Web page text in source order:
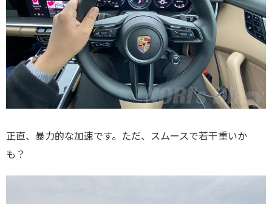
正直、暴力的な加速です。ただ、スムースで若干重いか
も？